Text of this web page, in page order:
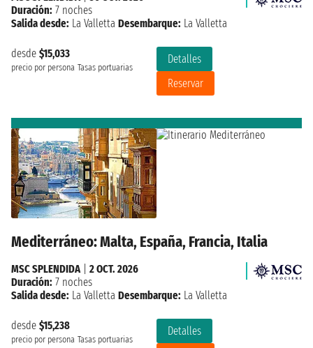
desde $15,033
precio por persona Tasas portuarias
Detalles
Reservar
Duración: 7 noches
Salida desde: La Valletta Desembarque: La Valletta
Mediterráneo: Malta, España, Francia, Italia
desde $15,238
precio por persona Tasas portuarias
Detalles
MSC SPLENDIDA| 2 OCT. 2026
Duración: 7 noches
Salida desde: La Valletta Desembarque: La Valletta